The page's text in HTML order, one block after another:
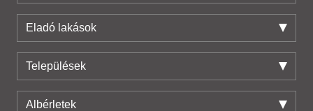
Eladó lakások
Települések
Albérletek